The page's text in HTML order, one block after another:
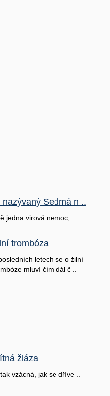
Sedmá n ..
jedna virová nemoc, ..
trombóza
letech se o žilní
mluví čím dál č ..
žláza
vzácná, jak se dříve ..